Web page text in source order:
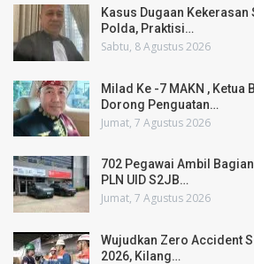
Kasus Dugaan Kekerasan
Polda, Praktisi…
Sabtu, 8 Agustus 2026
Milad Ke -7 MAKN , Ketua
Dorong Penguatan…
Jumat, 7 Agustus 2026
702 Pegawai Ambil
PLN UID S2JB…
Jumat, 7 Agustus 2026
Wujudkan Zero Accident
2026, Kilang…